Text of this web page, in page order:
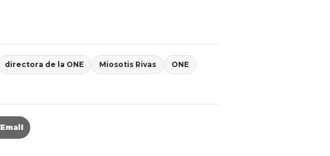
directora de la ONE Miosotis Rivas ONE
Email